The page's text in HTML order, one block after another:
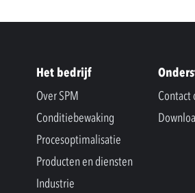
Het bedrijf
Over SPM
Conditiebewaking
Procesoptimalisatie
Producten en diensten
Industrie
Contact